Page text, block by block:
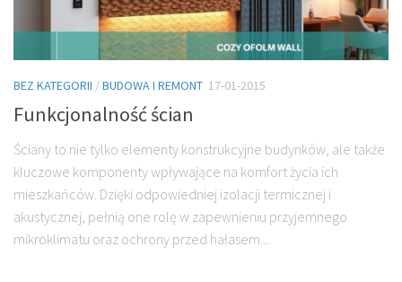
BEZ KATEGORII /BUDOWA I REMONT 17-01-2015
Funkcjonalność ścian
Ściany to nie tylko elementy konstrukcyjne budynków, ale także
kluczowe komponenty wpływające na komfort życia ich
mieszkańców. Dzięki odpowiedniej izolacji termicznej i
akustycznej, pełnią one rolę w zapewnieniu przyjemnego
mikroklimatu oraz ochrony przed hałasem....